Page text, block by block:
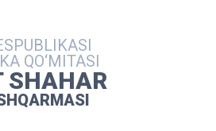
QO‘MITASI
SHAHAR